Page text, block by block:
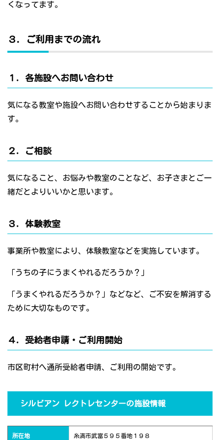
くなってます。
３．ご利用までの流れ
１．各施設へお問い合わせ
気になる教室や施設へお問い合わせすることから始まりま
す。
２．ご相談
気になること、お悩みや教室のことなど、お子さまとご一
緒だとよりいいかと思います。
３．体験教室
事業所や教室により、体験教室などを実施しています。
「うちの子にうまくやれるだろうか？」
「うまくやれるだろうか？」などなど、ご不安を解消する
ために大切なものです。
４．受給者申請・ご利用開始
市区町村へ通所受給者申請、ご利用の開始です。
シルビアン レクトレセンターの施設情報
所在地 糸満市武富５９５番地１９８